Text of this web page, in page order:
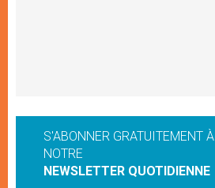
S'ABONNER GRATUITEMENT À
NOTRE
NEWSLETTER QUOTIDIENNE